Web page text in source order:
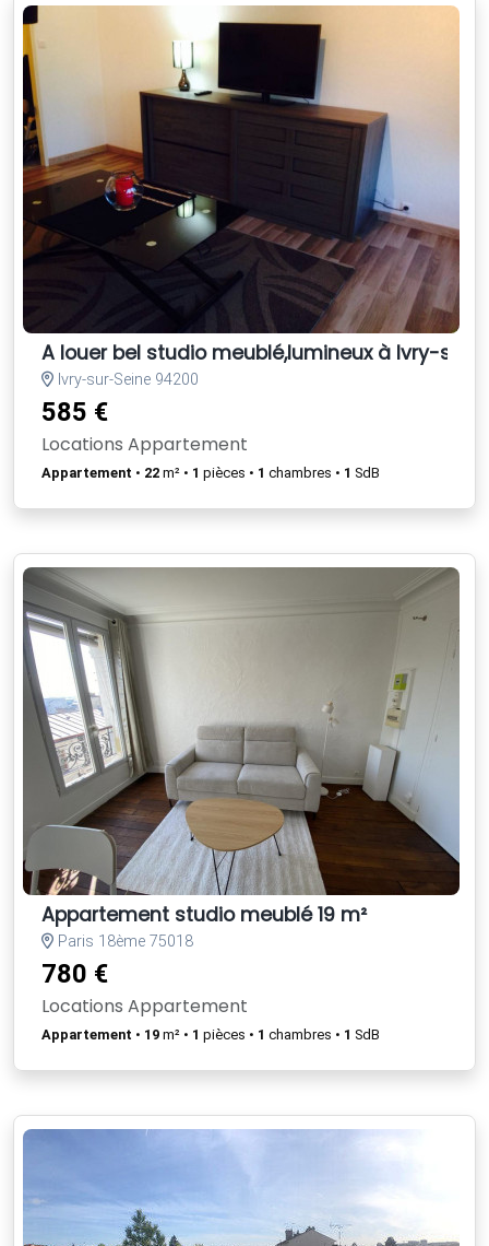
A louer bel studio meublé,lumineux à Ivry-sur-
Ivry-sur-Seine 94200
585 €
Locations Appartement
Appartement • 22 m² • 1 pièces • 1 chambres • 1 SdB
Appartement studio meublé 19 m²
Paris 18ème 75018
780 €
Locations Appartement
Appartement • 19 m² • 1 pièces • 1 chambres • 1 SdB